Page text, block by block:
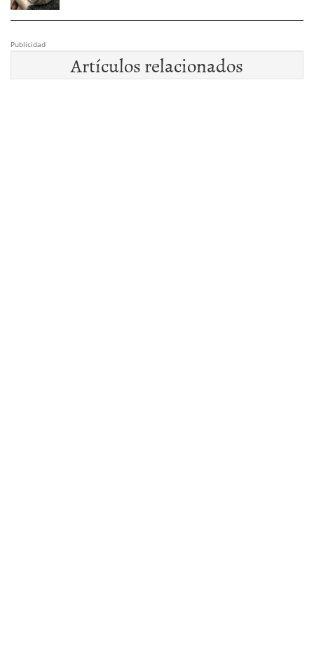
Publicidad
Artículos relacionados